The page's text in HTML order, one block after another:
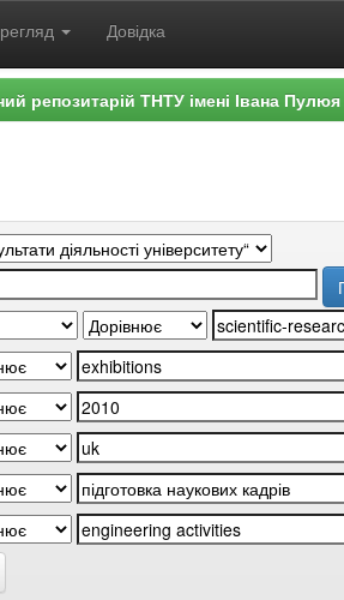
Довідка
репозитарій ТНТУ імені Івана Пулюя